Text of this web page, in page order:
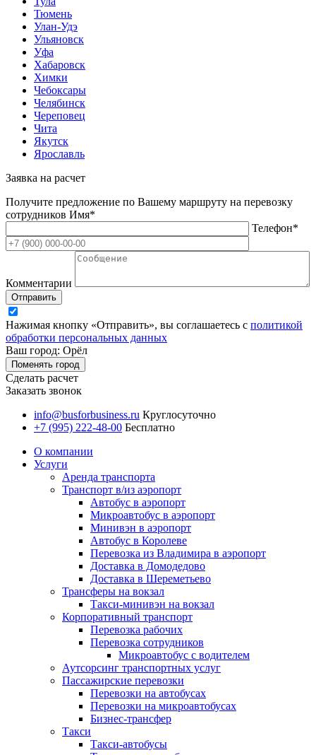
Тюмень
Улан-Удэ
Ульяновск
Уфа
Хабаровск
Химки
Чебоксары
Челябинск
Череповец
Чита
Якутск
Ярославль
Заявка на расчет
Получите предложение по Вашему маршруту на перевозку
сотрудников Имя*
Телефон*
Комментарии
Отправить
Нажимая кнопку «Отправить», вы соглашаетесь с политикой
обработки персональных данных
Ваш город: Орёл
Поменять город
Сделать расчет
Заказать звонок
info@busforbusiness.ru Круглосуточно
+7 (995) 222-48-00 Бесплатно
О компании
Услуги
Аренда транспорта
Транспорт в/из аэропорт
Автобус в аэропорт
Микроавтобус в аэропорт
Минивэн в аэропорт
Автобус в Королеве
Перевозка из Владимира в аэропорт
Доставка в Домодедово
Доставка в Шереметьево
Трансферы на вокзал
Такси-минивэн на вокзал
Корпоративный транспорт
Перевозка рабочих
Перевозка сотрудников
Микроавтобус с водителем
Аутсорсинг транспортных услуг
Пассажирские перевозки
Перевозки на автобусах
Перевозки на микроавтобусах
Бизнес-трансфер
Такси
Такси-автобусы